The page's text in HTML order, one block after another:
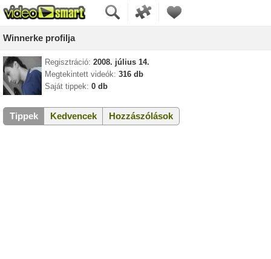
Winnerke profilja
Regisztráció: 2008. július 14.
Megtekintett videók: 316 db
Saját tippek: 0 db
Tippek Kedvencek Hozzászólások